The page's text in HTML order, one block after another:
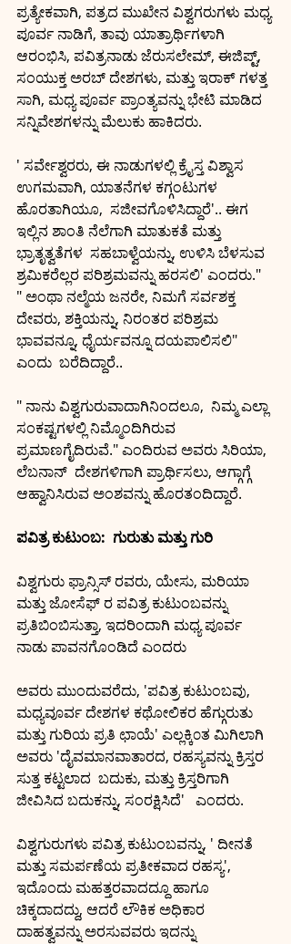
ಪ್ರತ್ಯೇಕವಾಗಿ, ಪತ್ರದ ಮುಖೇನ ವಿಶ್ವಗರುಗಳು ಮಧ್ಯ
ಪೂರ್ವ ನಾಡಿಗೆ, ತಾವು ಯಾತ್ರಾರ್ಥಿಗಳಾಗಿ
ಆರಂಭಿಸಿ, ಪವಿತ್ರನಾಡು ಜೆರುಸಲೇಮ್, ಈಜಿಪ್ಟ್,
ಸಂಯುಕ್ತ ಅರಬ್ ದೇಶಗಳು, ಮತ್ತು ಇರಾಕ್ ಗಳತ್ತ
ಸಾಗಿ, ಮಧ್ಯ ಪೂರ್ವ ಪ್ರಾಂತ್ಯವನ್ನು ಭೇಟಿ ಮಾಡಿದ
ಸನ್ನಿವೇಶಗಳನ್ನು ಮೆಲುಕು ಹಾಕಿದರು.
' ಸರ್ವೇಶ್ವರರು, ಈ ನಾಡುಗಳಲ್ಲಿ ಕ್ರೈಸ್ತ ವಿಶ್ವಾಸ
ಉಗಮವಾಗಿ, ಯಾತನೆಗಳ ಕಗ್ಗಂಟುಗಳ
ಹೊರತಾಗಿಯೂ,  ಸಜೀವಗೊಳಿಸಿದ್ದಾರೆ'.. ಈಗ
ಇಲ್ಲಿನ ಶಾಂತಿ ನೆಲೆಗಾಗಿ ಮಾತುಕತೆ ಮತ್ತು
ಭ್ರಾತೃತ್ವತೆಗಳ  ಸಹಬಾಳ್ವೆಯನ್ನು, ಉಳಿಸಿ ಬೆಳಸುವ
ಶ್ರಮಿಕರೆಲ್ಲರ ಪರಿಶ್ರಮವನ್ನು ಹರಸಲಿ' ಎಂದರು."
" ಅಂಥಾ ನಲ್ಮೆಯ ಜನರೇ, ನಿಮಗೆ ಸರ್ವಶಕ್ತ
ದೇವರು, ಶಕ್ತಿಯನ್ನು, ನಿರಂತರ ಪರಿಶ್ರಮ
ಭಾವವನ್ನೂ, ಧೈರ್ಯವನ್ನೂ ದಯಪಾಲಿಸಲಿ"
ಎಂದು  ಬರೆದಿದ್ದಾರೆ..
" ನಾನು ವಿಶ್ವಗುರುವಾದಾಗಿನಿಂದಲೂ,  ನಿಮ್ಮ ಎಲ್ಲಾ
ಸಂಕಷ್ಟಗಳಲ್ಲಿ ನಿಮ್ಮೊಂದಿಗಿರುವ
ಪ್ರಮಾಣಗೈದಿರುವೆ." ಎಂದಿರುವ ಅವರು ಸಿರಿಯಾ,
ಲೆಬನಾನ್  ದೇಶಗಳಿಗಾಗಿ ಪ್ರಾರ್ಥಿಸಲು, ಆಗ್ಗಾಗ್ಗೆ
ಆಹ್ವಾನಿಸಿರುವ ಅಂಶವನ್ನು ಹೊರತಂದಿದ್ದಾರೆ.
ಪವಿತ್ರ ಕುಟುಂಬ:  ಗುರುತು ಮತ್ತು ಗುರಿ
ವಿಶ್ವಗುರು ಫ್ರಾನ್ಸಿಸ್ ರವರು, ಯೇಸು, ಮರಿಯಾ
ಮತ್ತು ಜೋಸೆಫ್ ರ ಪವಿತ್ರ ಕುಟುಂಬವನ್ನು
ಪ್ರತಿಬಿಂಬಿಸುತ್ತಾ, ಇದರಿಂದಾಗಿ ಮಧ್ಯ ಪೂರ್ವ
ನಾಡು ಪಾವನಗೊಂಡಿದೆ ಎಂದರು
ಅವರು ಮುಂದುವರೆದು, 'ಪವಿತ್ರ ಕುಟುಂಬವು,
ಮಧ್ಯವೂರ್ವ ದೇಶಗಳ ಕಥೋಲಿಕರ ಹೆಗ್ಗುರುತು
ಮತ್ತು ಗುರಿಯ ಪ್ರತಿ ಛಾಯೆ' ಎಲ್ಲಕ್ಕಿ೦ತ ಮಿಗಿಲಾಗಿ
ಅವರು 'ದೈವಮಾನವಾತಾರದ, ರಹಸ್ಯವನ್ನು ಕ್ರಿಸ್ತರ
ಸುತ್ತ ಕಟ್ಟಲಾದ  ಬದುಕು, ಮತ್ತು ಕ್ರಿಸ್ತರಿಗಾಗಿ
ಜೀವಿಸಿದ ಬದುಕನ್ನು, ಸಂರಕ್ಷಿಸಿದೆ'   ಎಂದರು.
ವಿಶ್ವಗುರುಗಳು ಪವಿತ್ರ ಕುಟುಂಬವನ್ನು, ' ದೀನತೆ
ಮತ್ತು ಸಮರ್ಪಣೆಯ ಪ್ರತೀಕವಾದ ರಹಸ್ಯ',
ಇದೊಂದು ಮಹತ್ತರವಾದದ್ದೂ ಹಾಗೂ
ಚಿಕ್ಕದಾದದ್ದು, ಆದರೆ ಲೌಕಿಕ ಅಧಿಕಾರ
ದಾಹತ್ವವನ್ನು ಅರಸುವವರು ಇದನ್ನು